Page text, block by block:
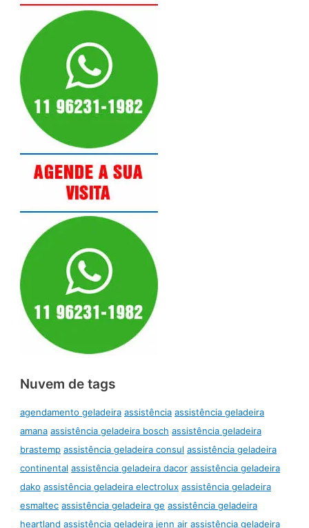
Nuvem de tags
agendamento geladeira assistência assistência geladeira
amana assistência geladeira bosch assistência geladeira
brastemp assistência geladeira consul assistência geladeira
continental assistência geladeira dacor assistência geladeira
dako assistência geladeira electrolux assistência geladeira
esmaltec assistência geladeira ge assistência geladeira
heartland assistência geladeira jenn air assistência geladeira